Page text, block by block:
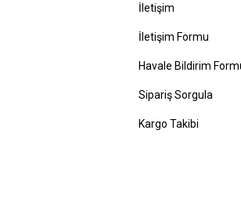
İletişim
İletişim Formu
Havale Bildirim
Sipariş Sorgula
Kargo Takibi